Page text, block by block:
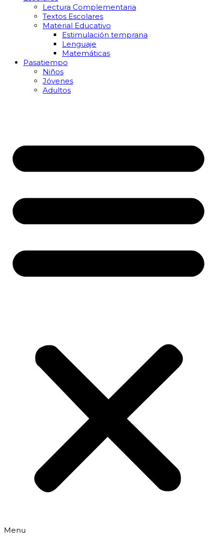
Lectura Complementaria
Textos Escolares
Material Educativo
Estimulación temprana
Lenguaje
Matemáticas
Pasatiempo
Niños
Jóvenes
Adultos
Menu